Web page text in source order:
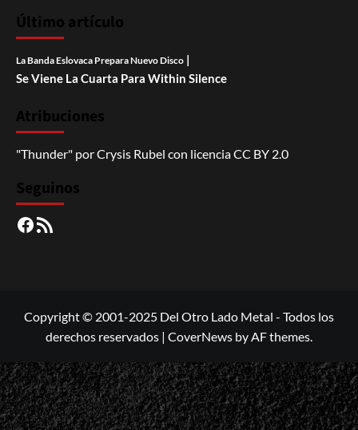
Último artículo
La Banda Eslovaca Prepara Nuevo Disco |
Se Viene La Cuarta Para Within Silence
Atribuciones
"Thunder" porCrysis Rubel con licenciaCC BY 2.0
Seguinos
Facebook
RSS
Copyright © 2001-2025 Del Otro Lado Metal - Todos los
derechos reservados | CoverNews by AF themes.